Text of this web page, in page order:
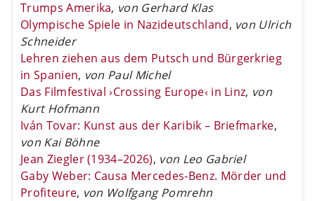
Trumps Amerika, von Gerhard Klas
Olympische Spiele in Nazideutschland, von Ulrich
Schneider
Lehren ziehen aus dem Putsch und Bürgerkrieg
in Spanien, von Paul Michel
Das Filmfestival ›Crossing Europe‹ in Linz, von
Kurt Hofmann
Iván Tovar: Kunst aus der Karibik – Briefmarke,
von Kai Böhne
Jean Ziegler (1934–2026), von Leo Gabriel
Gaby Weber: Causa Mercedes-Benz. Mörder und
Profiteure, von Wolfgang Pomrehn